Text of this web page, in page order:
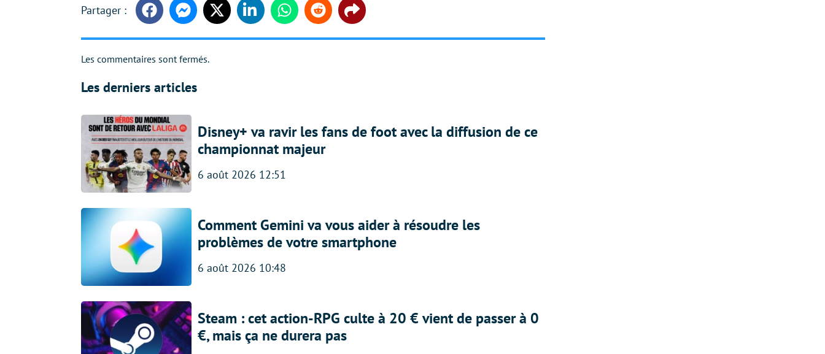
FacebookMessengerTwitter LinkedinWhatsappReddit Share
Les commentaires sont fermés.
Les derniers articles
Disney+ va ravir les fans de foot avec la diffusion de ce
championnat majeur
6 août 2026 12:51
Comment Gemini va vous aider à résoudre les
problèmes de votre smartphone
6 août 2026 10:48
Steam : cet action-RPG culte à 20 € vient de passer à 0
€, mais ça ne durera pas